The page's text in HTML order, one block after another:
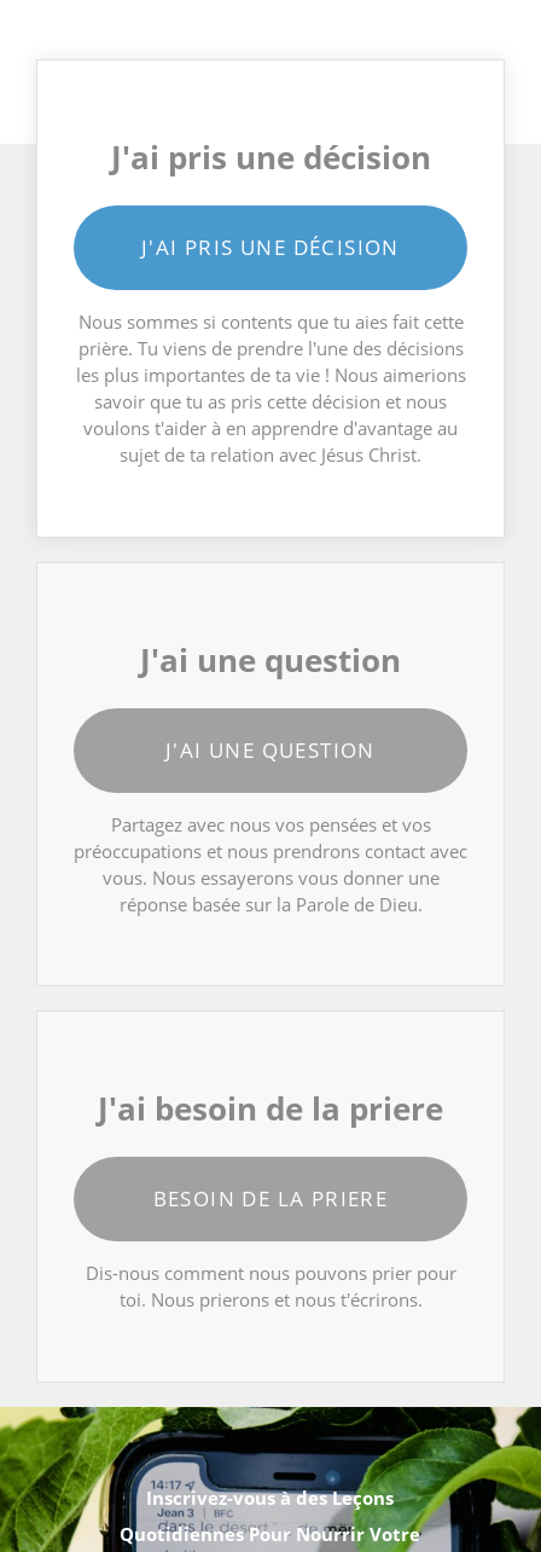
J'ai pris une décision
J'AI PRIS UNE DÉCISION
Nous sommes si contents que tu aies fait cette
prière. Tu viens de prendre l'une des décisions
les plus importantes de ta vie ! Nous aimerions
savoir que tu as pris cette décision et nous
voulons t'aider à en apprendre d'avantage au
sujet de ta relation avec Jésus Christ.
J'ai une question
J'AI UNE QUESTION
Partagez avec nous vos pensées et vos
préoccupations et nous prendrons contact avec
vous. Nous essayerons vous donner une
réponse basée sur la Parole de Dieu.
J'ai besoin de la priere
BESOIN DE LA PRIERE
Dis-nous comment nous pouvons prier pour
toi. Nous prierons et nous t'écrirons.
Inscrivez-vous à des Leçons
Quotidiennes Pour Nourrir Votre